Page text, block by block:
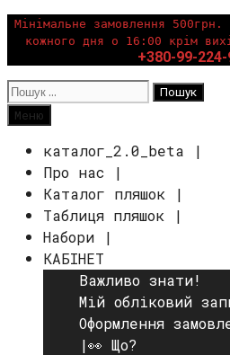
Перейти
вмісту
Мінімальне замовлення
кожного дня о 16:00 крім
+380-99-224-
Пошук:
Пошук
Меню
каталог_2.0_beta |
Про нас |
Каталог пляшок |
Таблиця пляшок |
Набори |
КАБІНЕТ
Важливо знати!
Мій обліковий
Оформлення
|👀 Що?